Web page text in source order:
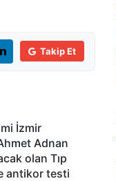
Takip Et
İzmir
Adnan
olan Tıp
antikor testi